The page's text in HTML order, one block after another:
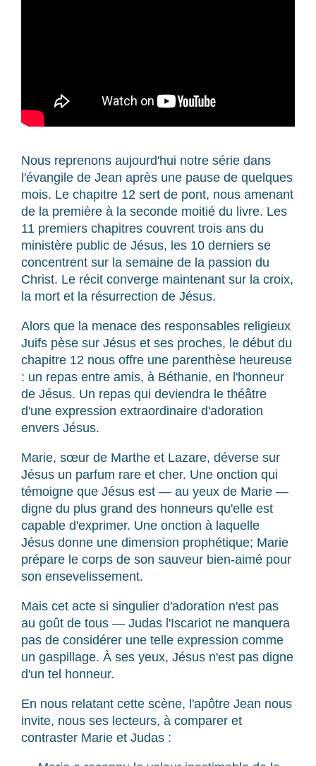
Nous reprenons aujourd'hui notre série dans
l'évangile de Jean après une pause de quelques
mois. Le chapitre 12 sert de pont, nous amenant
de la première à la seconde moitié du livre. Les
11 premiers chapitres couvrent trois ans du
ministère public de Jésus, les 10 derniers se
concentrent sur la semaine de la passion du
Christ. Le récit converge maintenant sur la croix,
la mort et la résurrection de Jésus.
Alors que la menace des responsables religieux
Juifs pèse sur Jésus et ses proches, le début du
chapitre 12 nous offre une parenthèse heureuse
: un repas entre amis, à Béthanie, en l'honneur
de Jésus. Un repas qui deviendra le théâtre
d'une expression extraordinaire d'adoration
envers Jésus.
Marie, sœur de Marthe et Lazare, déverse sur
Jésus un parfum rare et cher. Une onction qui
témoigne que Jésus est — au yeux de Marie —
digne du plus grand des honneurs qu'elle est
capable d'exprimer. Une onction à laquelle
Jésus donne une dimension prophétique; Marie
prépare le corps de son sauveur bien-aimé pour
son ensevelissement.
Mais cet acte si singulier d'adoration n'est pas
au goût de tous — Judas l'Iscariot ne manquera
pas de considérer une telle expression comme
un gaspillage. À ses yeux, Jésus n'est pas digne
d'un tel honneur.
En nous relatant cette scène, l'apôtre Jean nous
invite, nous ses lecteurs, à comparer et
contraster Marie et Judas :